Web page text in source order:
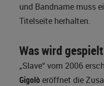
und Bandname muss
Titelseite herhalten.
Was wird
„Slave“ vom 2006
Gigolòeröffnet die